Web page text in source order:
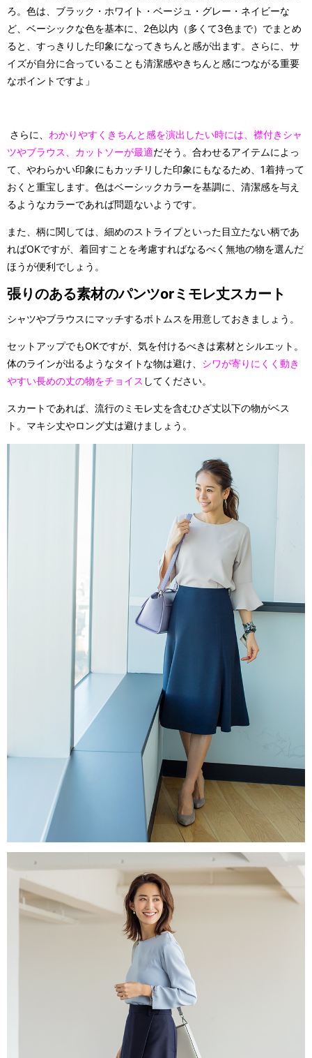
ろ。色は、ブラック・ホワイト・ベージュ・グレー・ネイビーな
ど、ベーシックな色を基本に、2色以内（多くて3色まで）でまとめ
ると、すっきりした印象になってきちんと感が出ます。さらに、サ
イズが自分に合っていることも清潔感やきちんと感につながる重要
なポイントですよ」
さらに、 わかりやすくきちんと感を演出したい時には、襟付きシャ
ツやブラウス、カットソーが最適だそう。合わせるアイテムによっ
て、やわらかい印象にもカッチリした印象にもなるため、1着持って
おくと重宝します。色はベーシックカラーを基調に、清潔感を与え
るようなカラーであれば問題ないようです。
また、柄に関しては、細めのストライプといった目立たない柄であ
ればOKですが、着回すことを考慮すればなるべく無地の物を選んだ
ほうが便利でしょう。
張りのある素材のパンツorミモレ丈スカート
シャツやブラウスにマッチするボトムスを用意しておきましょう。
セットアップでもOKですが、気を付けるべきは素材とシルエット。
体のラインが出るようなタイトな物は避け、 シワが寄りにくく動き
やすい長めの丈の物をチョイス してください。
スカートであれば、流行のミモレ丈を含むひざ丈以下の物がベス
ト。マキシ丈やロング丈は避けましょう。